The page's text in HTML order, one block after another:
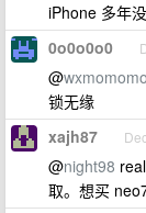
iPhone 多年
0o0o0o0
@
锁无缘
xajh87
@night98
取。想买